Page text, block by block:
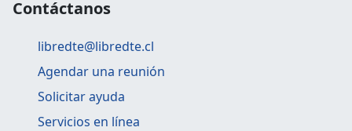
Contáctanos
libredte@libredte.cl
Agendar una reunión
Solicitar ayuda
Servicios en línea